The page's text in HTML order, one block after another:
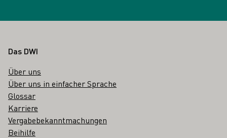
Fußbereich
Das DWI
Über uns
Über uns in einfacher Sprache
Glossar
Karriere
Vergabebekanntmachungen
Beihilfe